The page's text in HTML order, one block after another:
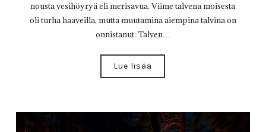
nousta vesihöyryä eli merisavua. Viime talvena moisesta
oli turha haaveilla, mutta muutamina aiempina talvina on
onnistanut: Talven…
Lue lisää